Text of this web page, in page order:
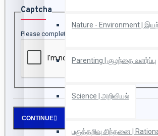
Nature - Environment |
Parenting | குழந்தை வளர்ப்பு
Science | அறிவியல்
பகுத்தறிவு சிந்தனை |
Captcha
Please complete the captcha validation below
CONTINUE